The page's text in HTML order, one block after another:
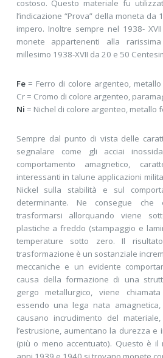
costoso. Questo materiale fu
l’indicazione “Prova” della moneta da
impero. Inoltre sempre nel 1938-
monete appartenenti alla
millesimo 1938-XVII da 20 e 50
Fe= Ferro di colore argenteo,
Cr = Cromo di colore argenteo,
Ni = Nichel di colore argenteo, metallo
Sempre dal punto di vista delle
segnalare come gli acciai
comportamento amagnetico,
interessanti in talune applicazioni
Nickel sulla stabilità e sul
determinante. Ne consegue
trasformarsi allorquando viene
plastiche a freddo (stampaggio e
temperature sotto zero. Il
trasformazione è un sostanziale
meccaniche e un evidente
causa della formazione di una
gergo metallurgico, viene
essendo una lega nata
causano incrudimento del
l’estrusione, aumentano la durezza e
(più o meno accentuato). Questo è